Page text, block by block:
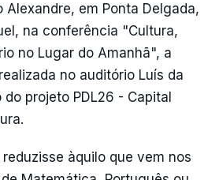
Alexandre, em Ponta Delgada,
na conferência "Cultura,
no Lugar do Amanhã", a
no auditório Luís da
projeto PDL26 - Capital
àquilo que vem nos